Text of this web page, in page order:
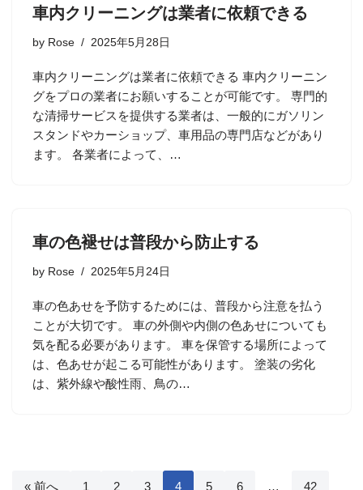
車内クリーニングは業者に依頼できる
by Rose 2025年5月28日
車内クリーニングは業者に依頼できる 車内クリーニン
グをプロの業者にお願いすることが可能です。 専門的
な清掃サービスを提供する業者は、一般的にガソリン
スタンドやカーショップ、車用品の専門店などがあり
ます。 各業者によって、…
車の色褪せは普段から防止する
by Rose 2025年5月24日
車の色あせを予防するためには、普段から注意を払う
ことが大切です。 車の外側や内側の色あせについても
気を配る必要があります。 車を保管する場所によって
は、色あせが起こる可能性があります。 塗装の劣化
は、紫外線や酸性雨、鳥の…
« 前へ 1 2 3 4 5 6 … 42